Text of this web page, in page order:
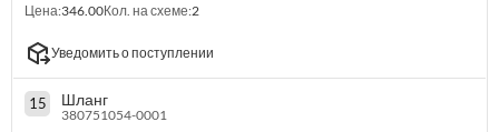
Цена:346.00Кол. на схеме:2
Уведомить о поступлении
15 Шланг
380751054-0001